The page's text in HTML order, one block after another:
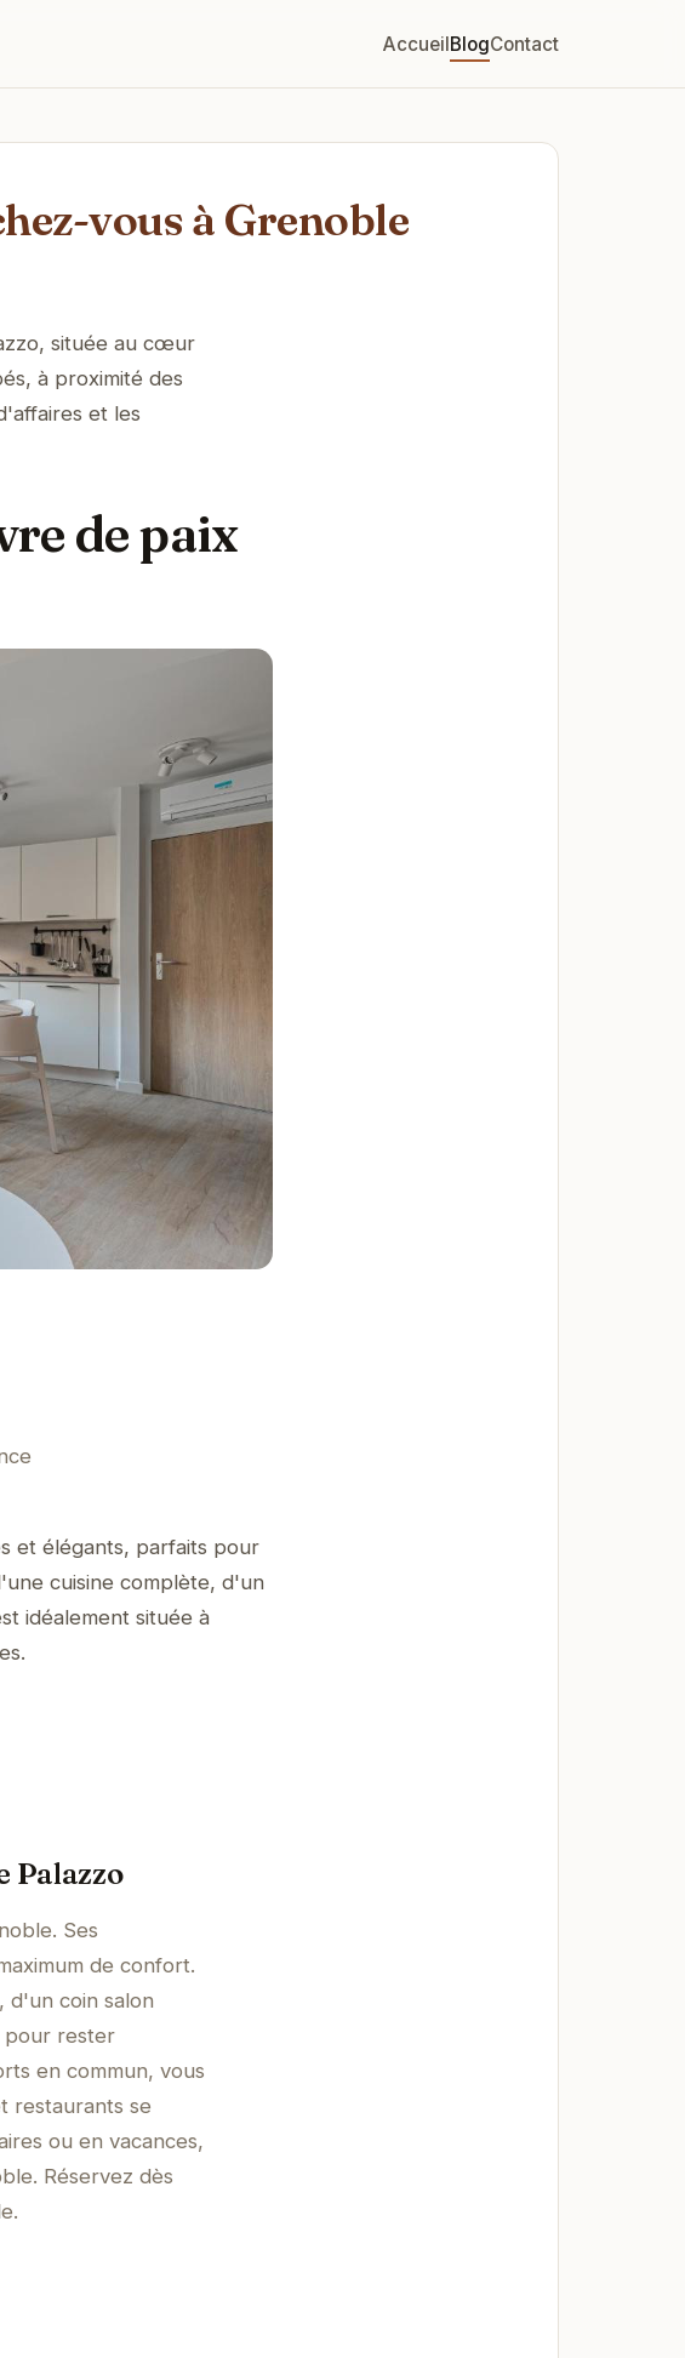
AccueilBlogContact
vous à Grenoble
située au cœur
à proximité des
et les
de paix
et élégants, parfaits pour
cuisine complète, d'un
idéalement située à
Palazzo
Ses
de confort.
d'un coin salon
pour rester
en commun, vous
restaurants se
ou en vacances,
Réservez dès